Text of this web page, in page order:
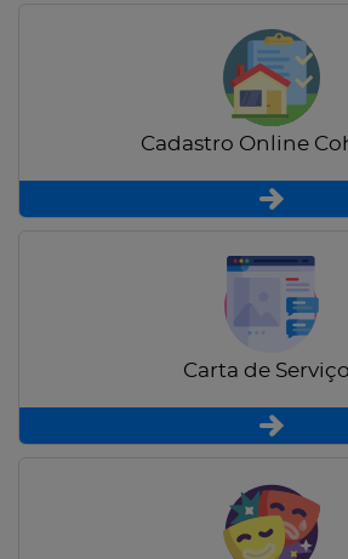
Cadastro Online
Carta de